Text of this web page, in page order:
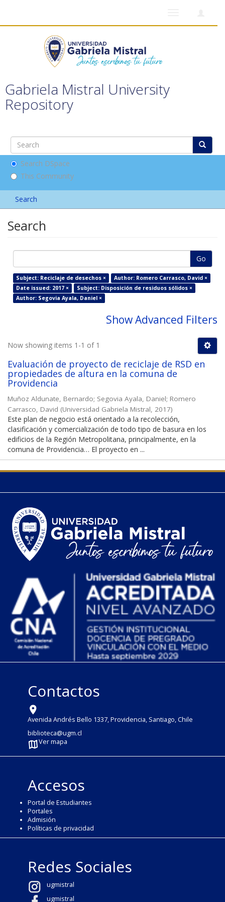
Gabriela Mistral University
Repository
Search DSpace
This Community
Search
Search
Go
Subject: Reciclaje de desechos ×
Author: Romero Carrasco, David ×
Date issued: 2017 ×
Subject: Disposición de residuos sólidos ×
Author: Segovia Ayala, Daniel ×
Show Advanced Filters
Now showing items 1-1 of 1
Evaluación de proyecto de reciclaje de RSD en
propiedades de altura en la comuna de
Providencia
Muñoz Aldunate, Bernardo; Segovia Ayala, Daniel; Romero
Carrasco, David (Universidad Gabriela Mistral, 2017)
Este plan de negocio está orientado a la recolección,
clasificación y comercialización de todo tipo de basura en los
edificios de la Región Metropolitana, principalmente, en la
comuna de Providencia… El proyecto en ...
Contactos
Avenida Andrés Bello 1337, Providencia, Santiago, Chile
biblioteca@ugm.cl
Ver mapa
Accesos
Portal de Estudiantes
Portales
Admisión
Políticas de privacidad
Redes Sociales
ugmistral
ugmistral